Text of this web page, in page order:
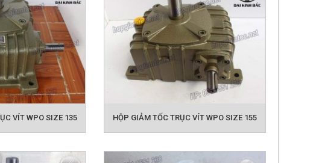
HỘP GIẢM TỐC NMRV
VÍT WPO SIZE 135 HỘP GIẢM TỐC TRỤC VÍT WPO SIZE 155